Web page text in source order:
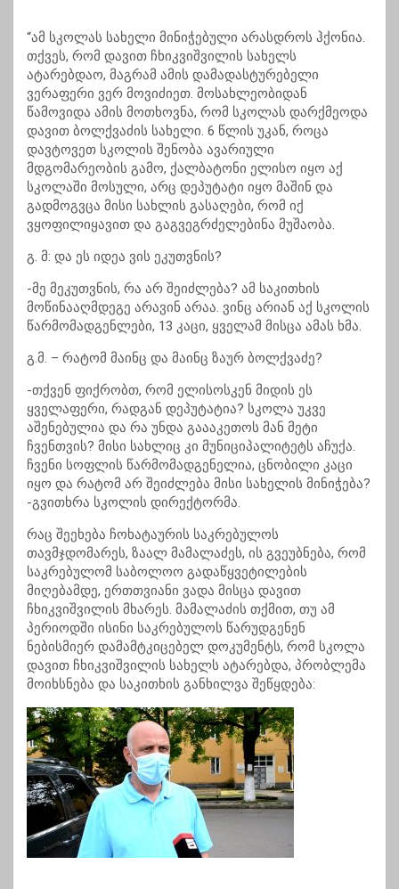
“ამ სკოლას სახელი მინიჭებული არასდროს ჰქონია.
თქვეს, რომ დავით ჩხიკვიშვილის სახელს
ატარებდაო, მაგრამ ამის დამადასტურებელი
ვერაფერი ვერ მოვიძიეთ. მოსახლეობიდან
წამოვიდა ამის მოთხოვნა, რომ სკოლას დარქმეოდა
დავით ბოლქვაძის სახელი. 6 წლის უკან, როცა
დავტოვეთ სკოლის შენობა ავარიული
მდგომარეობის გამო, ქალბატონი ელისო იყო აქ
სკოლაში მოსული, არც დეპუტატი იყო მაშინ და
გადმოგვცა მისი სახლის გასაღები, რომ იქ
ვყოფილიყავით და გაგვეგრძელებინა მუშაობა.
გ. მ: და ეს იდეა ვის ეკუთვნის?
-მე მეკუთვნის, რა არ შეიძლება? ამ საკითხის
მოწინააღმდეგე არავინ არაა. ვინც არიან აქ სკოლის
წარმომადგენლები, 13 კაცი, ყველამ მისცა ამას ხმა.
გ.მ. – რატომ მაინც და მაინც ზაურ ბოლქვაძე?
-თქვენ ფიქრობთ, რომ ელისოსკენ მიდის ეს
ყველაფერი, რადგან დეპუტატია? სკოლა უკვე
აშენებულია და რა უნდა გაააკეთოს მან მეტი
ჩვენთვის? მისი სახლიც კი მუნიციპალიტეტს აჩუქა.
ჩვენი სოფლის წარმომადგენელია, ცნობილი კაცი
იყო და რატომ არ შეიძლება მისი სახელის მინიჭება?
-გვითხრა სკოლის დირექტორმა.
რაც შეეხება ჩოხატაურის საკრებულოს
თავმჯდომარეს, ზაალ მამალაძეს, ის გვეუბნება, რომ
საკრებულომ საბოლოო გადაწყვეტილების
მიღებამდე, ერთთვიანი ვადა მისცა დავით
ჩხიკვიშვილის მხარეს. მამალაძის თქმით, თუ ამ
პერიოდში ისინი საკრებულოს წარუდგენენ
ნებისმიერ დამამტკიცებელ დოკუმენტს, რომ სკოლა
დავით ჩხიკვიშვილის სახელს ატარებდა, პრობლემა
მოიხსნება და საკითხის განხილვა შეწყდება: